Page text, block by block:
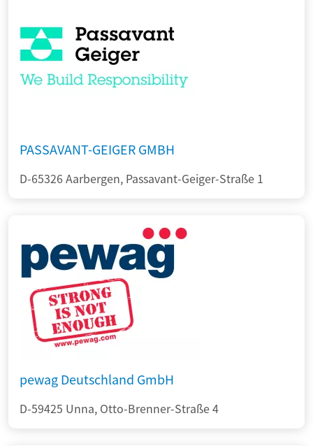
PASSAVANT-GEIGER GMBH
D-65326 Aarbergen, Passavant-Geiger-Straße 1
pewag Deutschland GmbH
D-59425 Unna, Otto-Brenner-Straße 4